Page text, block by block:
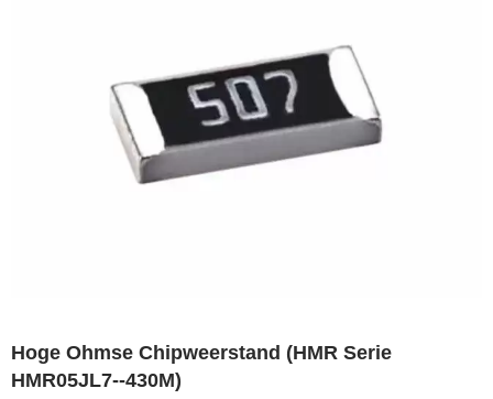
Hoge Ohmse Chipweerstand (HMR Serie
HMR05JL7--430M)